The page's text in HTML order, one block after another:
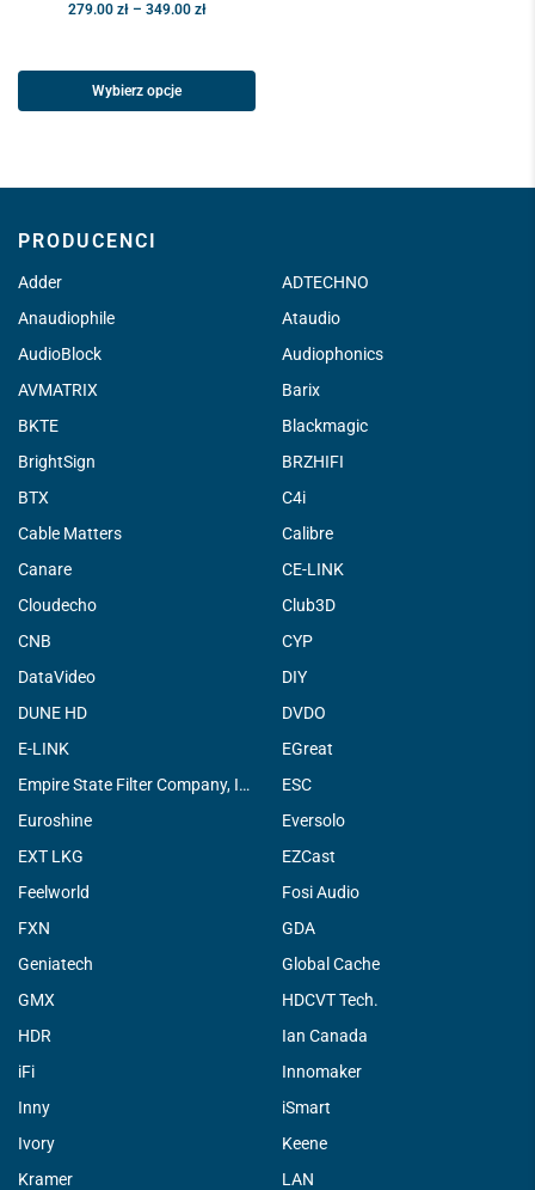
279.00 zł – 349.00 zł
Wybierz opcje
PRODUCENCI
Adder
ADTECHNO
Anaudiophile
Ataudio
AudioBlock
Audiophonics
AVMATRIX
Barix
BKTE
Blackmagic
BrightSign
BRZHIFI
BTX
C4i
Cable Matters
Calibre
Canare
CE-LINK
Cloudecho
Club3D
CNB
CYP
DataVideo
DIY
DUNE HD
DVDO
E-LINK
EGreat
Empire State Filter Company, INC.
ESC
Euroshine
Eversolo
EXT LKG
EZCast
Feelworld
Fosi Audio
FXN
GDA
Geniatech
Global Cache
GMX
HDCVT Tech.
HDR
Ian Canada
iFi
Innomaker
Inny
iSmart
Ivory
Keene
Kramer
LAN